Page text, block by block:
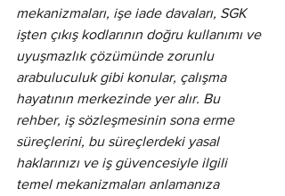
mekanizmaları, işe iade davaları, SGK
işten çıkış kodlarının doğru kullanımı ve
uyuşmazlık çözümünde zorunlu
arabuluculuk gibi konular, çalışma
hayatının merkezinde yer alır. Bu
rehber, iş sözleşmesinin sona erme
süreçlerini, bu süreçlerdeki yasal
haklarınızı ve iş güvencesiyle ilgili
temel mekanizmaları anlamanıza